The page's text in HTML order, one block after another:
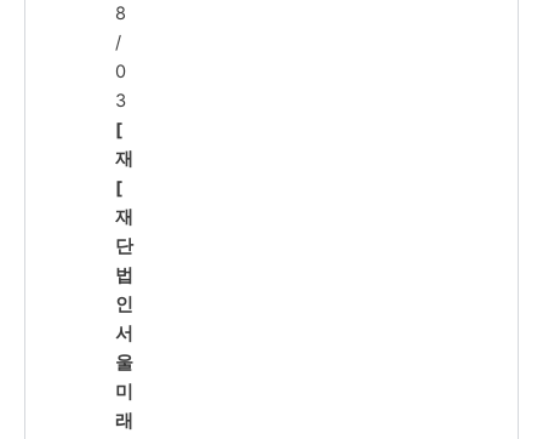
8
/
0
3
[
재
[
재
단
법
인
서
울
미
래